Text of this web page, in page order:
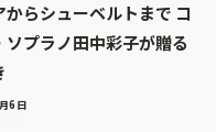
らシューベルトまで コ
ソプラノ田中彩子が贈る
6日